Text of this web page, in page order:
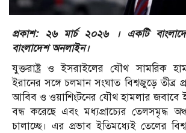
প্রকাশ: ২৬ মার্চ ২০২৬ । একটি
বাংলাদেশ অনলাইন।
যুক্তরাষ্ট্র ও ইসরাইলের যৌথ সামরিক
ইরানের সঙ্গে চলমান সংঘাত বিশ্বজুড়ে তীব্র
আবিব ও ওয়াশিংটনের যৌথ হামলার জবাবে
বন্ধ করেছে এবং মধ্যপ্রাচ্যের তেলসমৃদ্ধ
চালাচ্ছে। এর প্রভাব ইতিমধ্যেই তেলের